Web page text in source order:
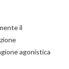
il
agonistica